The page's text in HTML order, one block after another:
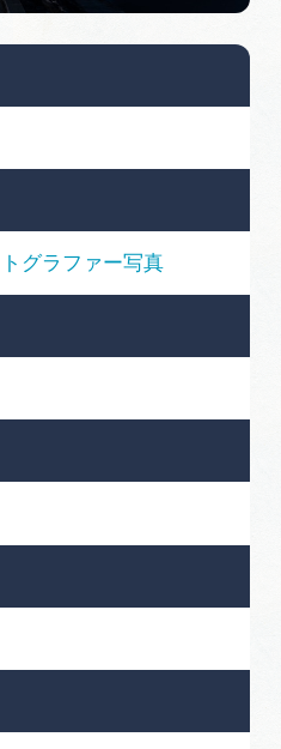
光キャンペーン
リアガイド
ス
グラファー写真